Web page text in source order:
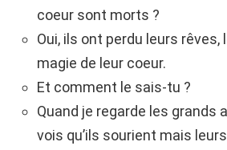
coeur sont morts ?
Oui, ils ont perdu leurs rêves,
magie de leur coeur.
Et comment le sais-tu ?
Quand je regarde les grands
vois qu’ils sourient mais